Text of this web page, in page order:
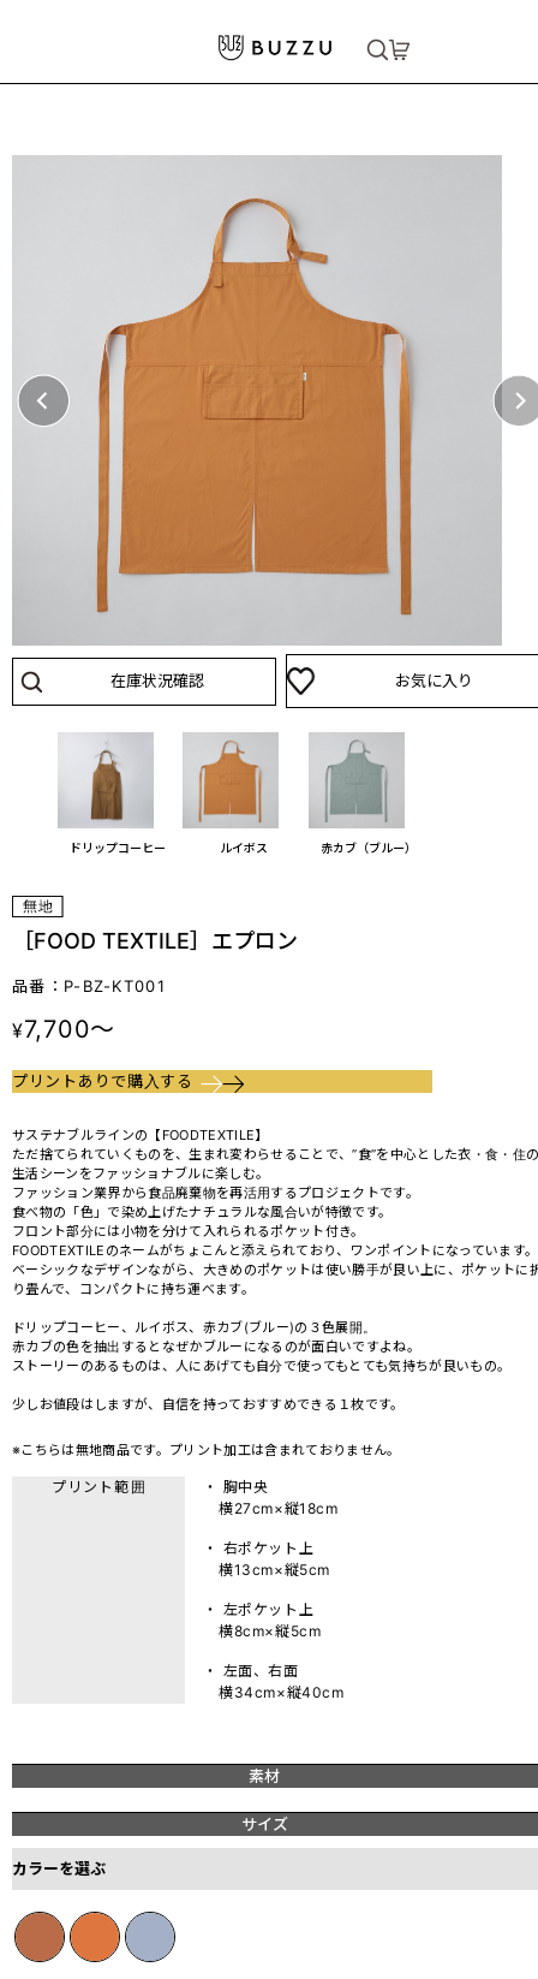
キッチン用品 > ［FOOD TEXTILE］エプロン
在庫状況確認 お気に入り
ドリップコーヒー ルイボス 赤カブ（ブルー）
［FOOD TEXTILE］エプロン
品番：P-BZ-KT001
¥7,700～
プリントありで購入する
サステナブルラインの【FOODTEXTILE】
ただ捨てられていくものを、生まれ変わらせることで、”食”を中心とした衣・食・住
生活シーンをファッショナブルに楽しむ。
ファッション業界から食品廃棄物を再活用するプロジェクトです。
食べ物の「色」で染め上げたナチュラルな風合いが特徴です。
フロント部分には小物を分けて入れられるポケット付き。
FOODTEXTILEのネームがちょこんと添えられており、ワンポイントになっています。
ベーシックなデザインながら、大きめのポケットは使い勝手が良い上に、ポケットに
り畳んで、コンパクトに持ち運べます。
ドリップコーヒー、ルイボス、赤カブ(ブルー)の３色展開。
赤カブの色を抽出するとなぜかブルーになるのが面白いですよね。
ストーリーのあるものは、人にあげても自分で使ってもとても気持ちが良いもの。
少しお値段はしますが、自信を持っておすすめできる１枚です。
※こちらは無地商品です。プリント加工は含まれておりません。
プリント範囲
・ 胸中央
横27cm×縦18cm
・ 右ポケット上
横13cm×縦5cm
・ 左ポケット上
横8cm×縦5cm
・ 左面、右面
横34cm×縦40cm
素材
サイズ
カラーを選ぶ